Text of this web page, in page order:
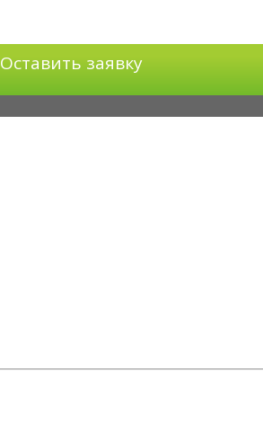
Оставить заявку